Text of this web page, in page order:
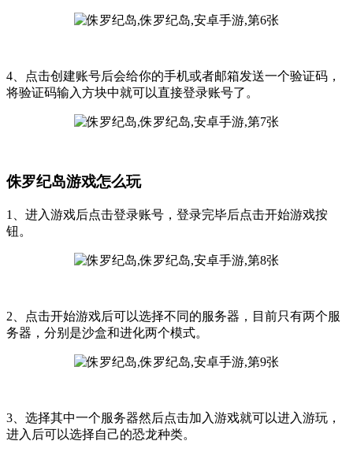
4、点击创建账号后会给你的手机或者邮箱发送一个验证码，
将验证码输入方块中就可以直接登录账号了。
侏罗纪岛游戏怎么玩
1、进入游戏后点击登录账号，登录完毕后点击开始游戏按
钮。
2、点击开始游戏后可以选择不同的服务器，目前只有两个服
务器，分别是沙盒和进化两个模式。
3、选择其中一个服务器然后点击加入游戏就可以进入游玩，
进入后可以选择自己的恐龙种类。